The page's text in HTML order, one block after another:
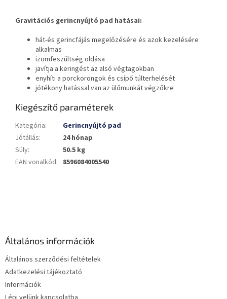
Gravitációs gerincnyújtó pad hatásai:
hát-és gerincfájás megelőzésére és azok kezelésére
alkalmas
izomfeszültség oldása
javítja a keringést az alsó végtagokban
enyhíti a porckorongok és csípő túlterhelését
jótékony hatással van az ülőmunkát végzőkre
Kiegészítő paraméterek
Kategória:
Gerincnyújtó pad
Jótállás:
24 hónap
Súly:
50.5 kg
EAN vonalkód: 8596084005540
Általános információk
Általános szerződési feltételek
Adatkezelési tájékoztató
Információk